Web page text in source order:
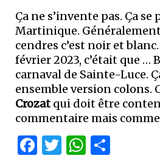
Ça ne s’invente pas. Ça se
Martinique.
cendres c’est noir et
février 2023, c’était que …
carnaval de Sainte-Luce.
ensemble version colons.
Crozat qui doit être
commentaire mais
Facebook
Twitter